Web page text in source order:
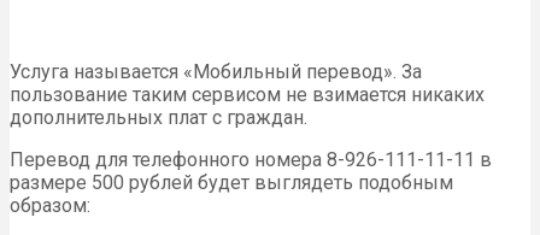
Услуга называется «Мобильный перевод». За
пользование таким сервисом не взимается никаких
дополнительных плат с граждан.
Перевод для телефонного номера 8-926-111-11-11 в
размере 500 рублей будет выглядеть подобным
образом: